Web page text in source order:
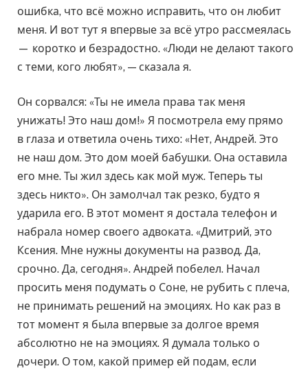
ошибка, что всё можно исправить, что он любит
меня. И вот тут я впервые за всё утро рассмеялась
— коротко и безрадостно. «Люди не делают такого
с теми, кого любят», — сказала я.
Он сорвался: «Ты не имела права так меня
унижать! Это наш дом!» Я посмотрела ему прямо
в глаза и ответила очень тихо: «Нет, Андрей. Это
не наш дом. Это дом моей бабушки. Она оставила
его мне. Ты жил здесь как мой муж. Теперь ты
здесь никто». Он замолчал так резко, будто я
ударила его. В этот момент я достала телефон и
набрала номер своего адвоката. «Дмитрий, это
Ксения. Мне нужны документы на развод. Да,
срочно. Да, сегодня». Андрей побелел. Начал
просить меня подумать о Соне, не рубить с плеча,
не принимать решений на эмоциях. Но как раз в
тот момент я была впервые за долгое время
абсолютно не на эмоциях. Я думала только о
дочери. О том, какой пример ей подам, если